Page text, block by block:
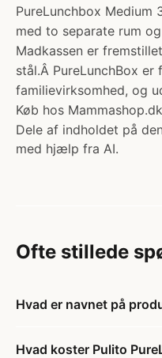
PureLunchbox Medium
med to separate rum
Madkassen er
stål.Â PureLunchBox
familievirksomhed, og
Køb hos
Dele af indholdet på
med hjælp fra AI.
Ofte stillede
Hvad er navnet på
Hvad koster Pulito